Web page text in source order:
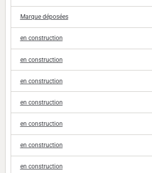
Marque déposées
en construction
en construction
en construction
en construction
en construction
en construction
en construction